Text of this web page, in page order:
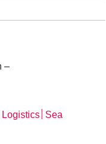
–
Logistics Sea